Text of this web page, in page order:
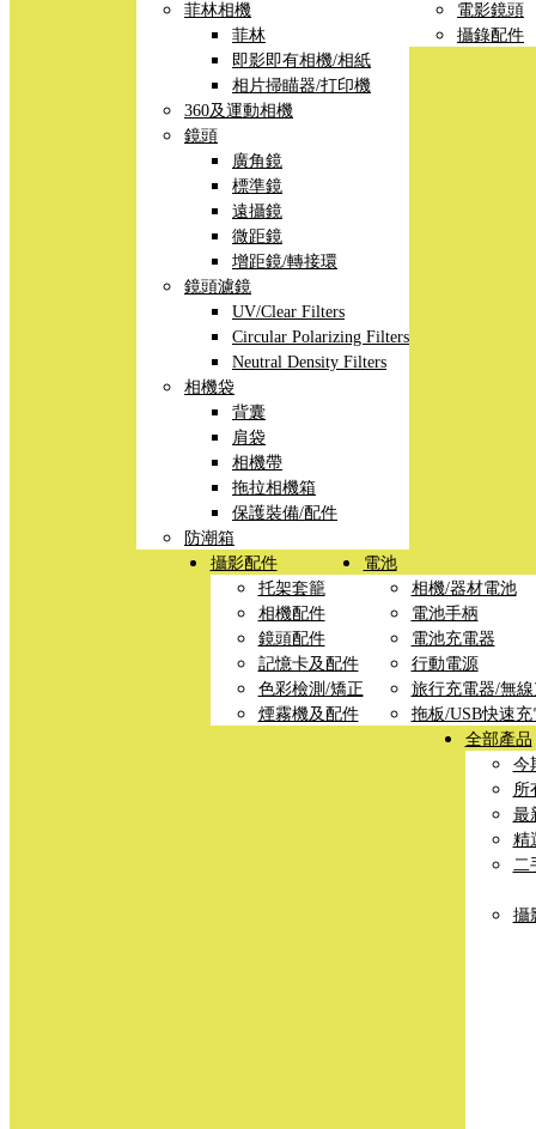
菲林相機
菲林
即影即有相機/相紙
相片掃瞄器/打印機
360及運動相機
鏡頭
廣角鏡
標準鏡
遠攝鏡
微距鏡
增距鏡/轉接環
鏡頭濾鏡
UV/Clear Filters
Circular Polarizing Filters
Neutral Density Filters
相機袋
背囊
肩袋
相機帶
拖拉相機箱
保護裝備/配件
防潮箱
電影鏡頭
攝錄配件
攝影配件
托架套籠
相機配件
鏡頭配件
記憶卡及配件
色彩檢測/矯正
煙霧機及配件
電池
相機/器材電池
電池手柄
電池充電器
行動電源
旅行充電器/無
拖板/USB快速充
全部產品
今
所
最
精
二
攝